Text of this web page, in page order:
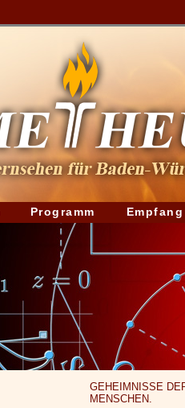
Programm Empfang
GEHEIMNISSE
MENSCHEN.